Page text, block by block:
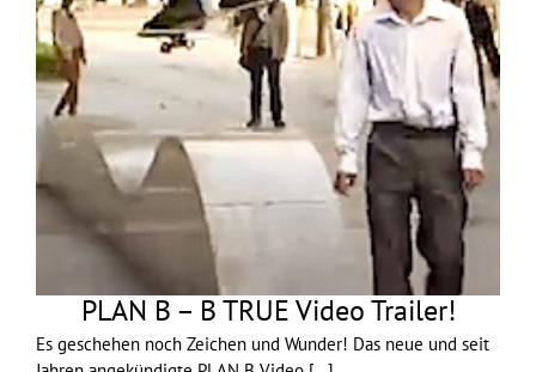
PLAN B – B TRUE Video Trailer!
Es geschehen noch Zeichen und Wunder! Das neue und seit